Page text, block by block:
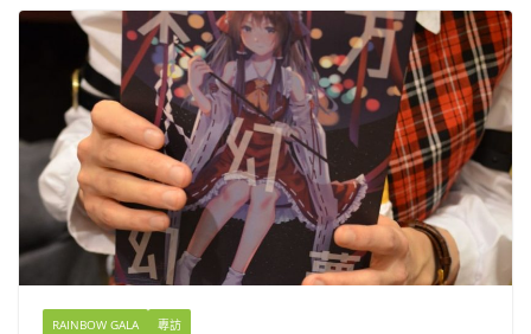
RAINBOW GALA 專訪